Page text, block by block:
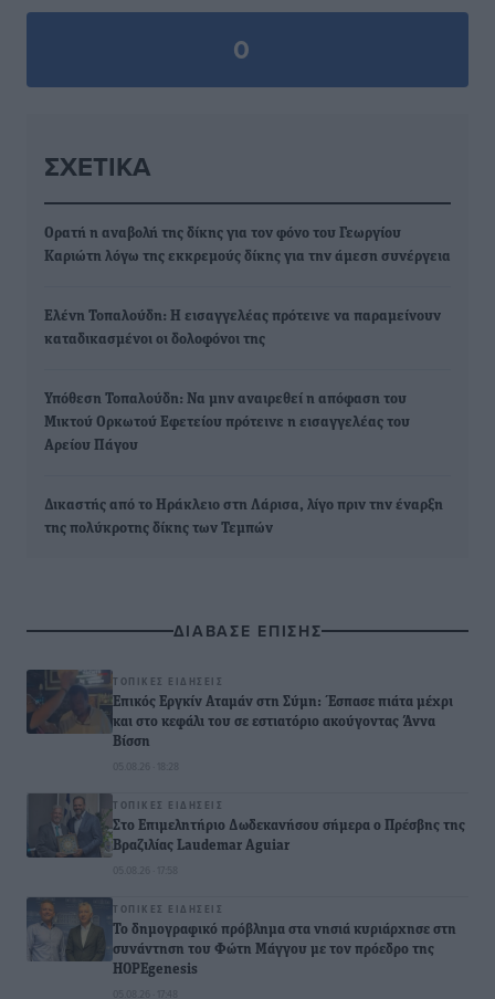
0
ΣΧΕΤΙΚΆ
Ορατή η αναβολή της δίκης για τον φόνο του Γεωργίου
Καριώτη λόγω της εκκρεμούς δίκης για την άμεση συνέργεια
Ελένη Τοπαλούδη: Η εισαγγελέας πρότεινε να παραμείνουν
καταδικασμένοι οι δολοφόνοι της
Υπόθεση Τοπαλούδη: Να μην αναιρεθεί η απόφαση του
Μικτού Ορκωτού Εφετείου πρότεινε η εισαγγελέας του
Αρείου Πάγου
Δικαστής από το Ηράκλειο στη Λάρισα, λίγο πριν την έναρξη
της πολύκροτης δίκης των Τεμπών
ΔΙΑΒΑΣΕ ΕΠΙΣΗΣ
ΤΟΠΙΚΈΣ ΕΙΔΉΣΕΙΣ
Επικός Εργκίν Αταμάν στη Σύμη: Έσπασε πιάτα μέχρι
και στο κεφάλι του σε εστιατόριο ακούγοντας Άννα
Βίσση
ΤΟΠΙΚΈΣ ΕΙΔΉΣΕΙΣ
Στο Επιμελητήριο Δωδεκανήσου σήμερα ο Πρέσβης της
Βραζιλίας Laudemar Aguiar
05.08.26 · 17:58
ΤΟΠΙΚΈΣ ΕΙΔΉΣΕΙΣ
To δημογραφικό πρόβλημα στα νησιά κυριάρχησε στη
συνάντηση του Φώτη Μάγγου με τον πρόεδρο της
HOPEgenesis
05.08.26 · 17:48